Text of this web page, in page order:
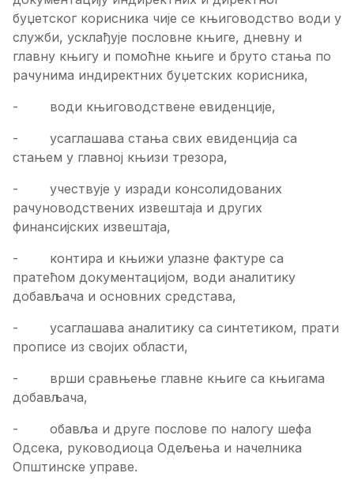
буџетског корисника чије се књиговодство води у
служби, усклађује пословне књиге, дневну и
главну књигу и помоћне књиге и бруто стања по
рачунима индиректних буџетских корисника,
- води књиговодствене евиденције,
- усаглашава стања свих евиденција са
стањем у главној књизи трезора,
- учествује у изради консолидованих
рачуноводствених извештаја и других
финансијских извештаја,
- контира и књижи улазне фактуре са
пратећом документацијом, води аналитику
добављача и основних средстава,
- усаглашава аналитику са синтетиком, прати
прописе из својих области,
- врши сравњење главне књиге са књигама
добављача,
- обавља и друге послове по налогу шефа
Одсека, руководиоца Одељења и начелника
Општинске управе.